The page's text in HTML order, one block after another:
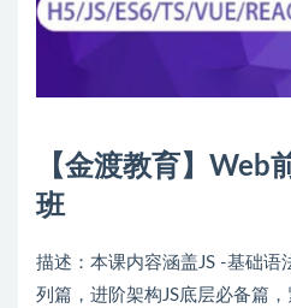
【金渡教育】Web
班
描述：本课内容涵盖JS -基础语
列篇，进阶架构JS底层必备篇